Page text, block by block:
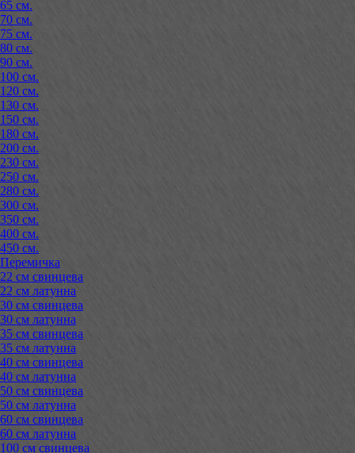
65 см.
70 см.
75 см.
80 см.
90 см.
100 см.
120 см.
130 см.
150 см.
180 см.
200 см.
230 см.
250 см.
280 см.
300 см.
350 см.
400 см.
450 см.
Перемичка
22 см свинцева
22 см латунна
30 см свинцева
30 см латунна
35 см свинцева
35 см латунна
40 см свинцева
40 см латунна
50 см свинцева
50 см латунна
60 см свинцева
60 см латунна
100 см свинцева